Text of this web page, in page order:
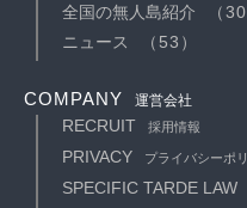
全国の無人島紹介
（30
ニュース
（53）
COMPANY 運営会社
RECRUIT 採用情報
PRIVACY プライバシーポ
SPECIFIC TARDE LAW